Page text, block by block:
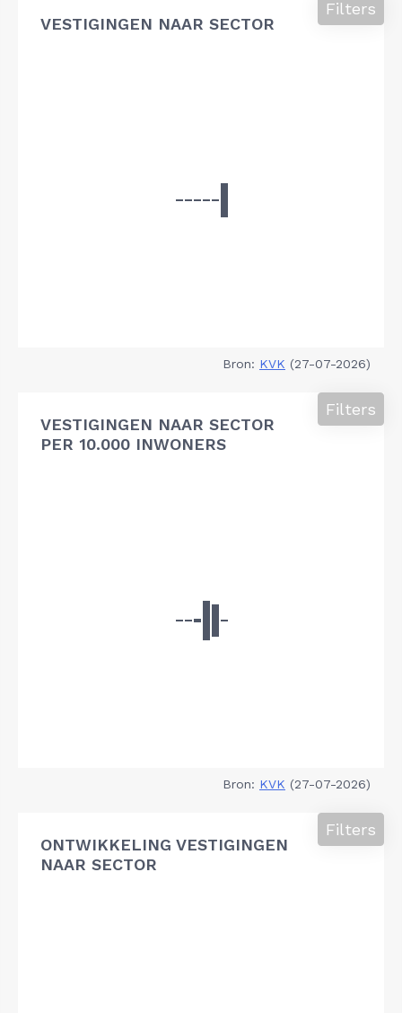
VESTIGINGEN NAAR SECTOR
Filters
Bron: KVK (27-07-2026)
VESTIGINGEN NAAR SECTOR
PER 10.000 INWONERS
Filters
Bron: KVK (27-07-2026)
ONTWIKKELING VESTIGINGEN
NAAR SECTOR
Filters